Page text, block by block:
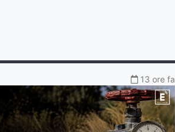
13 ore fa